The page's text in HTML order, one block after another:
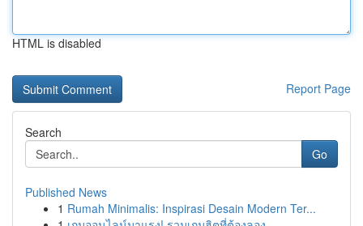
HTML is disabled
Report Page
Search
Go
Published News
1 Rumah Minimalis: Inspirasi Desain Modern Ter...